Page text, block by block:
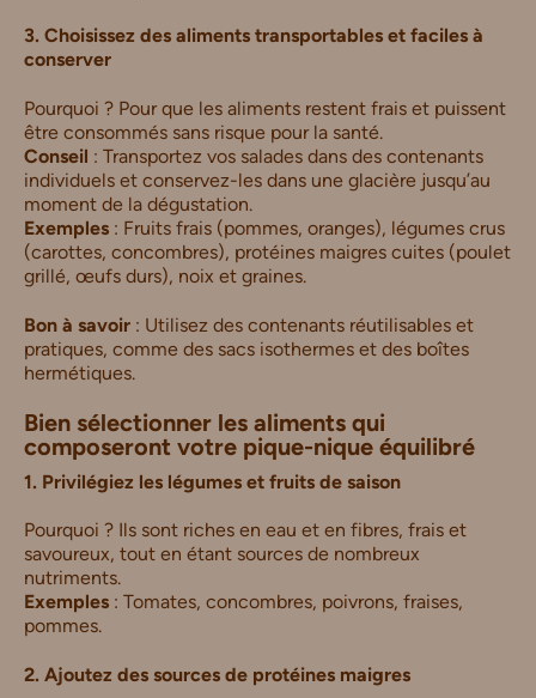
3. Choisissez des aliments transportables et faciles à
conserver
Pourquoi ? Pour que les aliments restent frais et puissent
être consommés sans risque pour la santé.
Conseil : Transportez vos salades dans des contenants
individuels et conservez-les dans une glacière jusqu’au
moment de la dégustation.
Exemples : Fruits frais (pommes, oranges), légumes crus
(carottes, concombres), protéines maigres cuites (poulet
grillé, œufs durs), noix et graines.
Bon à savoir : Utilisez des contenants réutilisables et
pratiques, comme des sacs isothermes et des boîtes
hermétiques.
Bien sélectionner les aliments qui
composeront votre pique-nique équilibré
1. Privilégiez les légumes et fruits de saison
Pourquoi ? Ils sont riches en eau et en fibres, frais et
savoureux, tout en étant sources de nombreux
nutriments.
Exemples : Tomates, concombres, poivrons, fraises,
pommes.
2. Ajoutez des sources de protéines maigres